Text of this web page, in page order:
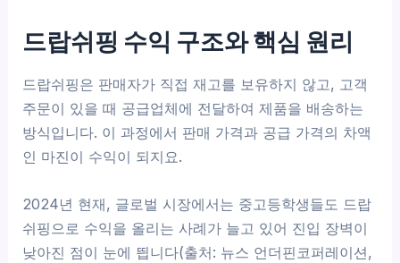
드랍쉬핑 수익 구조와 핵심 원리
드랍쉬핑은 판매자가 직접 재고를 보유하지 않고, 고객
주문이 있을 때 공급업체에 전달하여 제품을 배송하는
방식입니다. 이 과정에서 판매 가격과 공급 가격의 차액
인 마진이 수익이 되지요.
2024년 현재, 글로벌 시장에서는 중고등학생들도 드랍
쉬핑으로 수익을 올리는 사례가 늘고 있어 진입 장벽이
낮아진 점이 눈에 띕니다(출처: 뉴스 언더핀코퍼레이션,